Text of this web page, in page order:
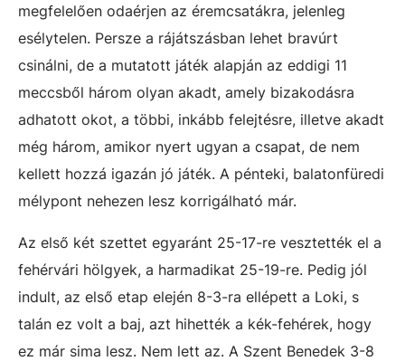
megfelelően odaérjen az éremcsatákra, jelenleg
esélytelen. Persze a rájátszásban lehet bravúrt
csinálni, de a mutatott játék alapján az eddigi 11
meccsből három olyan akadt, amely bizakodásra
adhatott okot, a többi, inkább felejtésre, illetve akadt
még három, amikor nyert ugyan a csapat, de nem
kellett hozzá igazán jó játék. A pénteki, balatonfüredi
mélypont nehezen lesz korrigálható már.
Az első két szettet egyaránt 25-17-re vesztették el a
fehérvári hölgyek, a harmadikat 25-19-re. Pedig jól
indult, az első etap elején 8-3-ra ellépett a Loki, s
talán ez volt a baj, azt hihették a kék-fehérek, hogy
ez már sima lesz. Nem lett az. A Szent Benedek 3-8